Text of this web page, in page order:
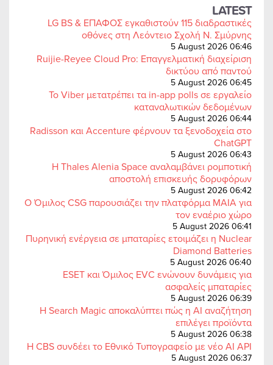
LATEST
LG BS & ΕΠΑΦΟΣ εγκαθιστούν 115 διαδραστικές
οθόνες στη Λεόντειο Σχολή Ν. Σμύρνης
5 August 2026 06:46
Ruijie-Reyee Cloud Pro: Επαγγελματική διαχείριση
δικτύου από παντού
5 August 2026 06:45
Το Viber μετατρέπει τα in-app polls σε εργαλείο
καταναλωτικών δεδομένων
5 August 2026 06:44
Radisson και Accenture φέρνουν τα ξενοδοχεία στο
ChatGPT
5 August 2026 06:43
Η Thales Alenia Space αναλαμβάνει ρομποτική
αποστολή επισκευής δορυφόρων
5 August 2026 06:42
Ο Όμιλος CSG παρουσιάζει την πλατφόρμα MAIA για
τον εναέριο χώρο
5 August 2026 06:41
Πυρηνική ενέργεια σε μπαταρίες ετοιμάζει η Nuclear
Diamond Batteries
5 August 2026 06:40
ESET και Όμιλος EVC ενώνουν δυνάμεις για
ασφαλείς μπαταρίες
5 August 2026 06:39
Η Search Magic αποκαλύπτει πώς η AI αναζήτηση
επιλέγει προϊόντα
5 August 2026 06:38
Η CBS συνδέει το Εθνικό Τυπογραφείο με νέο AI API
5 August 2026 06:37